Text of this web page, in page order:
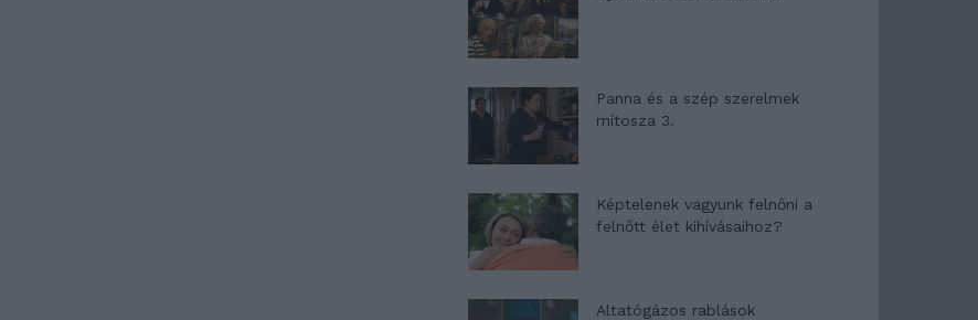
Panna és a szép szerelmek
mítosza 3.
Képtelenek vagyunk felnőni a
felnőtt élet kihívásaihoz?
Altatógázos rablások